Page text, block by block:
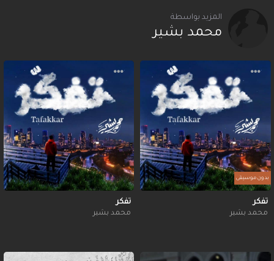
المزيد بواسطة
محمد بشير
بدون موسيقى
تفكر
محمد بشير
تفكر
محمد بشير